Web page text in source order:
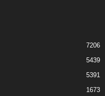
7206
5439
5391
1673